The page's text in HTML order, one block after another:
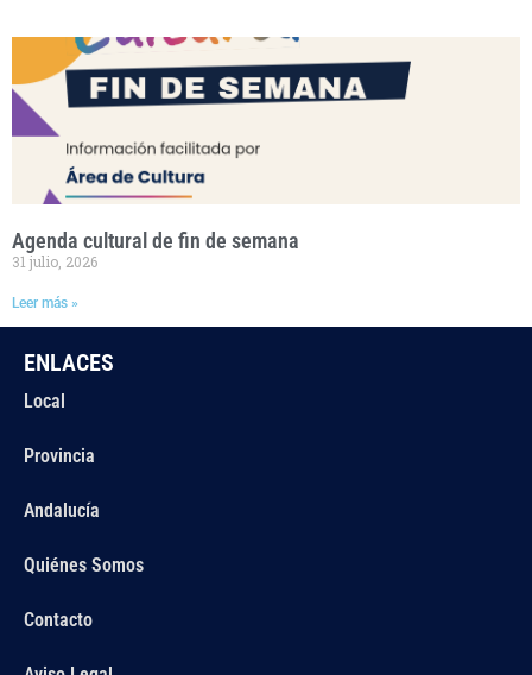
Agenda cultural de fin de semana
31 julio, 2026
Leer más »
ENLACES
Local
Provincia
Andalucía
Quiénes Somos
Contacto